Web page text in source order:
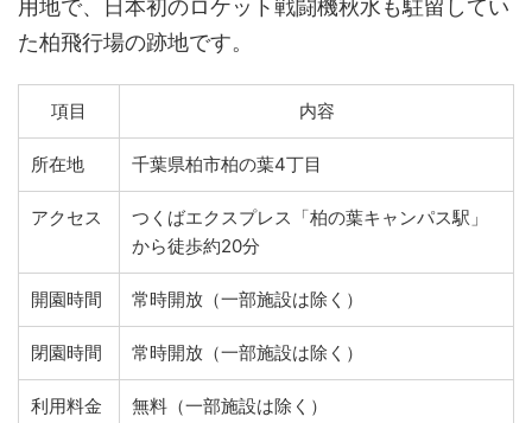
用地で、日本初のロケット戦闘機秋水も駐留してい
た柏飛行場の跡地です。
項目 内容
所在地 千葉県柏市柏の葉4丁目
アクセス
つくばエクスプレス「柏の葉キャンパス駅」
から徒歩約20分
開園時間 常時開放（一部施設は除く）
閉園時間 常時開放（一部施設は除く）
利用料金 無料（一部施設は除く）